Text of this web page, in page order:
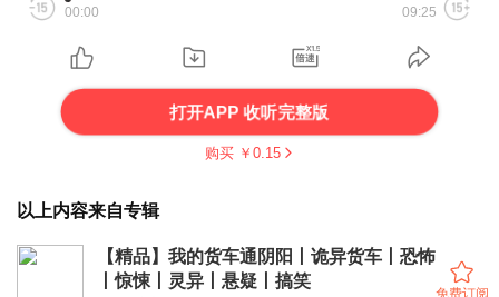
00:00 09:25
打开APP 收听完整版
购买 ￥ 0.15
以上内容来自专辑
【精品】我的货车通阴阳丨诡异货车丨恐怖
丨惊悚丨灵异丨悬疑丨搞笑
免费订阅